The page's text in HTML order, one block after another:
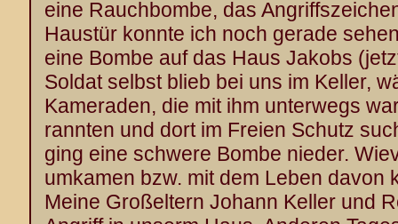
eine Rauchbombe, das
Haustür konnte ich noch gerade
eine Bombe auf das Haus Jakobs
Soldat selbst blieb bei uns im Keller,
Kameraden, die mit ihm unterwegs
rannten und dort im Freien Schutz
ging eine schwere Bombe nieder.
umkamen bzw. mit dem Leben davon
Meine Großeltern Johann Keller und